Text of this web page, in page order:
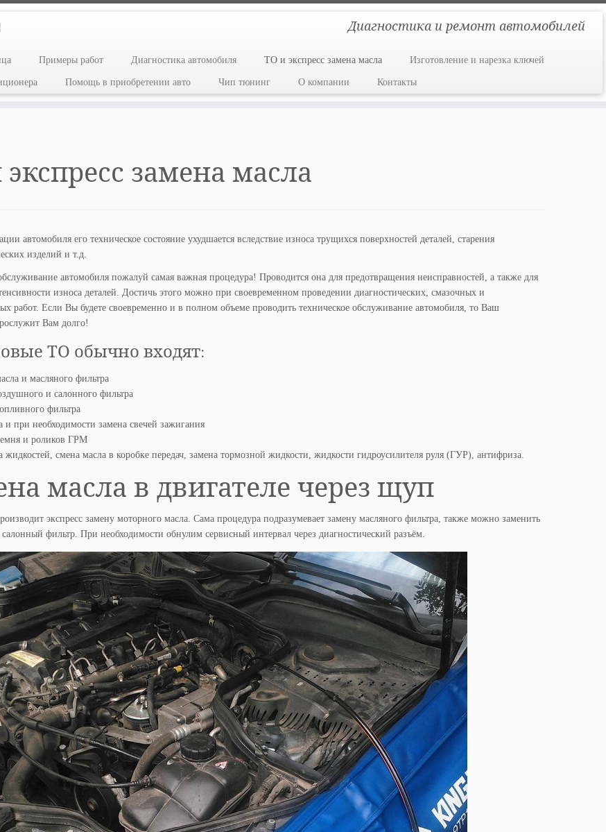
Диагностика и ремонт автомобилей
Примеры работ Диагностика автомобиля ТО и экспресс замена масла Изготовление и нарезка ключей
Помощь в приобретении авто Чип тюнинг О компании Контакты
замена масла
автомобиля его техническое состояние ухудшается вследствие износа трущихся поверхностей деталей, старения
изделий и т.д.
автомобиля пожалуй самая важная процедура! Проводится она для предотвращения неисправностей, а также для
износа деталей. Достичь этого можно при своевременном проведении диагностических, смазочных и
работ. Если Вы будете своевременно и в полном объеме проводить техническое обслуживание автомобиля, то Ваш
Вам долго!
ТО обычно входят:
и масляного фильтра
и салонного фильтра
фильтра
и при необходимости замена свечей зажигания
и роликов ГРМ
жидкостей, смена масла в коробке передач, замена тормозной жидкости, жидкости гидроусилителя руля (ГУР), антифриза.
масла в двигателе через щуп
экспресс замену моторного масла. Сама процедура подразумевает замену масляного фильтра, также можно заменить
фильтр. При необходимости обнулим сервисный интервал через диагностический разъём.